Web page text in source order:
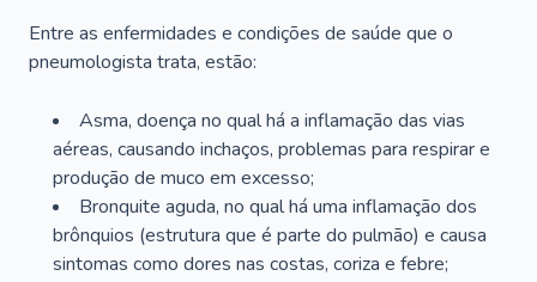
Entre as enfermidades e condições de saúde que o
pneumologista trata, estão:
Asma, doença no qual há a inflamação das vias
aéreas, causando inchaços, problemas para respirar e
produção de muco em excesso;
Bronquite aguda, no qual há uma inflamação dos
brônquios (estrutura que é parte do pulmão) e causa
sintomas como dores nas costas, coriza e febre;